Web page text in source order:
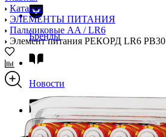
Бренды
Новости
Блог
Каталог
ЭЛЕМЕНТЫ ПИТАНИЯ
Пальчиковые AA / LR6
Элемент питания РЕКОРД LR6 PB30